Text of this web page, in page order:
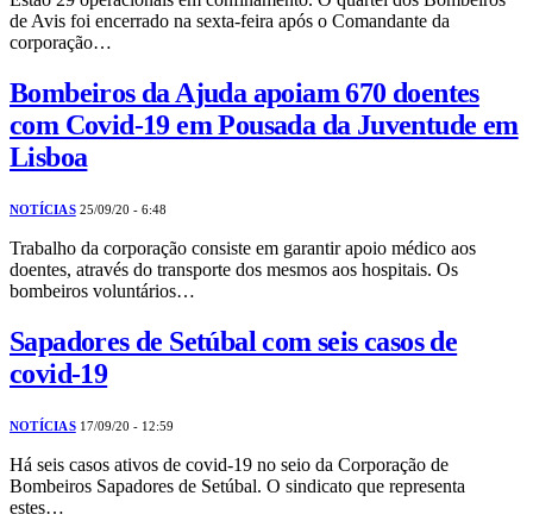
de Avis foi encerrado na sexta-feira após o Comandante da
corporação…
Bombeiros da Ajuda apoiam 670 doentes
com Covid-19 em Pousada da Juventude em
Lisboa
NOTÍCIAS 25/09/20 - 6:48
Trabalho da corporação consiste em garantir apoio médico aos
doentes, através do transporte dos mesmos aos hospitais. Os
bombeiros voluntários…
Sapadores de Setúbal com seis casos de
covid-19
NOTÍCIAS 17/09/20 - 12:59
Há seis casos ativos de covid-19 no seio da Corporação de
Bombeiros Sapadores de Setúbal. O sindicato que representa
estes…